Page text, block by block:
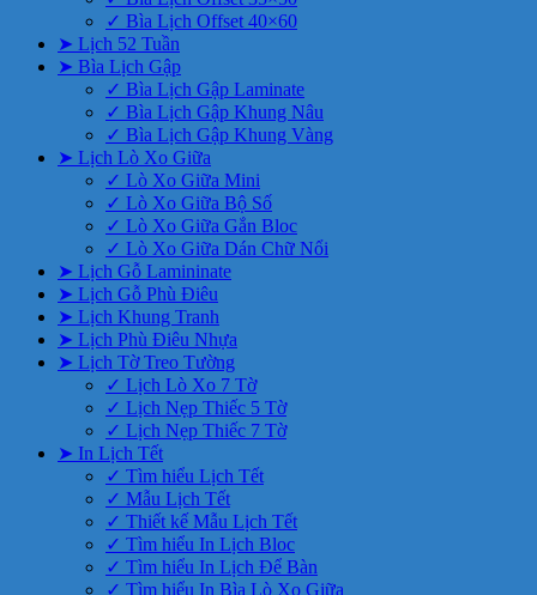
✓ Bìa Lịch Offset 40×60
➤ Lịch 52 Tuần
➤ Bìa Lịch Gập
✓ Bìa Lịch Gập Laminate
✓ Bìa Lịch Gập Khung Nâu
✓ Bìa Lịch Gập Khung Vàng
➤ Lịch Lò Xo Giữa
✓ Lò Xo Giữa Mini
✓ Lò Xo Giữa Bộ Số
✓ Lò Xo Giữa Gắn Bloc
✓ Lò Xo Giữa Dán Chữ Nổi
➤ Lịch Gỗ Lamininate
➤ Lịch Gỗ Phù Điêu
➤ Lịch Khung Tranh
➤ Lịch Phù Điêu Nhựa
➤ Lịch Tờ Treo Tường
✓ Lịch Lò Xo 7 Tờ
✓ Lịch Nẹp Thiếc 5 Tờ
✓ Lịch Nẹp Thiếc 7 Tờ
➤ In Lịch Tết
✓ Tìm hiểu Lịch Tết
✓ Mẫu Lịch Tết
✓ Thiết kế Mẫu Lịch Tết
✓ Tìm hiểu In Lịch Bloc
✓ Tìm hiểu In Lịch Để Bàn
✓ Tìm hiểu In Bìa Lò Xo Giữa